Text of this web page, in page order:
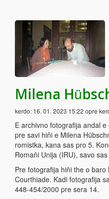
Milena
kerdo: 16. 01. 2023 15:22 opre
E archivno fotografija andal
pre savi hiňi e Milena
romistka, kana sas pro 5.
Romaňi Unija (IRU), savo
Pre fotografija hiňi the o
Courthiade. Kadi fotografija
448-454/2000 pre sera 14.